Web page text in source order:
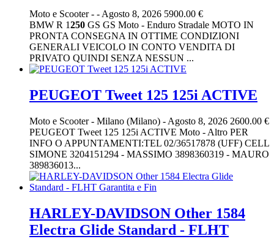
Moto e Scooter- - Agosto 8, 2026 5900.00 €
BMW R 1250 GS GS Moto - Enduro Stradale MOTO IN
PRONTA CONSEGNA IN OTTIME CONDIZIONI
GENERALI VEICOLO IN CONTO VENDITA DI
PRIVATO QUINDI SENZA NESSUN ...
PEUGEOT Tweet 125 125i ACTIVE
Moto e Scooter- Milano (Milano) - Agosto 8, 2026 2600.00 €
PEUGEOT Tweet 125 125i ACTIVE Moto - Altro PER
INFO O APPUNTAMENTI:TEL 02/36517878 (UFF) CELL
SIMONE 3204151294 - MASSIMO 3898360319 - MAURO
389836013...
HARLEY-DAVIDSON Other 1584
Electra Glide Standard - FLHT